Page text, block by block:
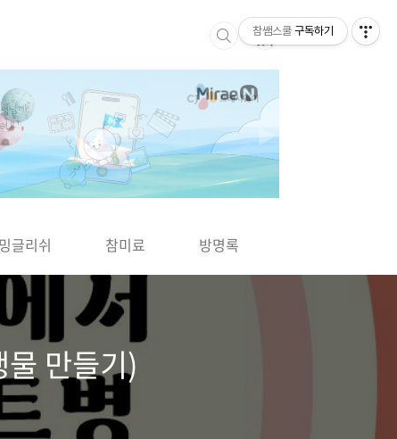
▶
글리쉬 참미료 방명록
만들기)
참쌤스쿨 구독하기